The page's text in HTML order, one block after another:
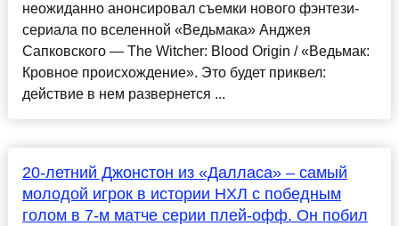
неожиданно анонсировал съемки нового фэнтези-
сериала по вселенной «Ведьмака» Анджея
Сапковского — The Witcher: Blood Origin / «Ведьмак:
Кровное происхождение». Это будет приквел:
действие в нем развернется ...
20-летний Джонстон из «Далласа» – самый
молодой игрок в истории НХЛ с победным
голом в 7-м матче серии плей-офф. Он побил